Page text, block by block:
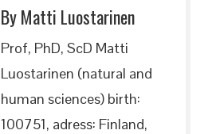
By Matti Luostarinen
Prof, PhD, ScD Matti
Luostarinen (natural and
human sciences) birth:
100751, adress: Finland,